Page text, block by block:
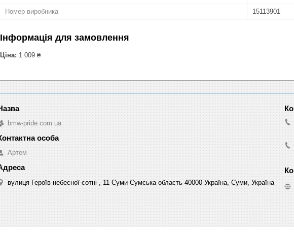
Номер виробника 15113901
Інформація для замовлення
Ціна: 1 009 ₴
bmw-pride.com.ua
Артем
вулиця Героїв небесної сотні , 11 Суми Сумська область 40000 Україна, Суми, Україна